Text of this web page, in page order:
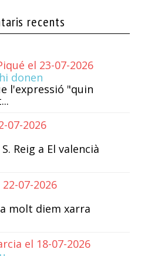
recents
el 23-07-2026
donen
l'expressió "quin
07-2026
Reig a El valencià
07-2026
molt diem xarra
el 18-07-2026